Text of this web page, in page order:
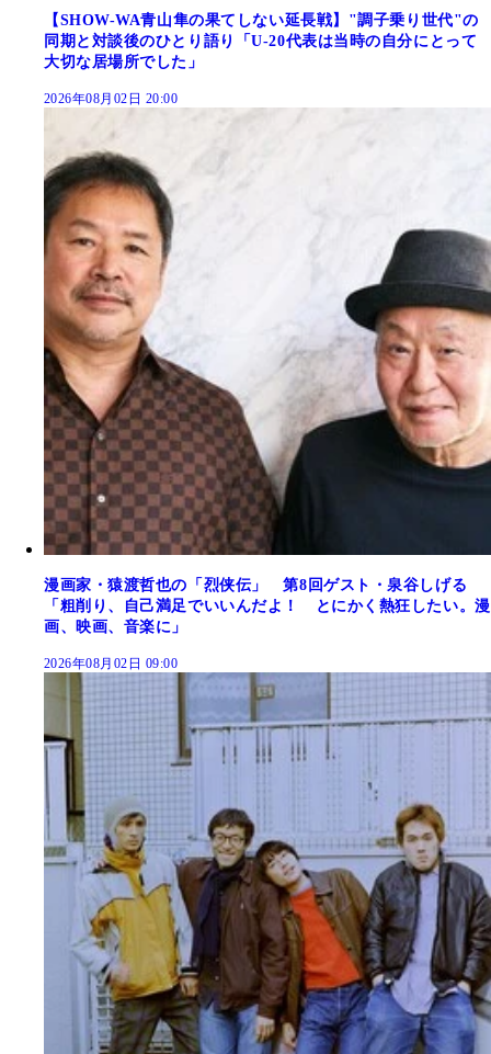
【SHOW-WA青山隼の果てしない延長戦】"調子乗り世代"の
同期と対談後のひとり語り「U-20代表は当時の自分にとって
大切な居場所でした」
2026年08月02日 20:00
漫画家・猿渡哲也の「烈侠伝」 第8回ゲスト・泉谷しげる
「粗削り、自己満足でいいんだよ！ とにかく熱狂したい。漫
画、映画、音楽に」
2026年08月02日 09:00